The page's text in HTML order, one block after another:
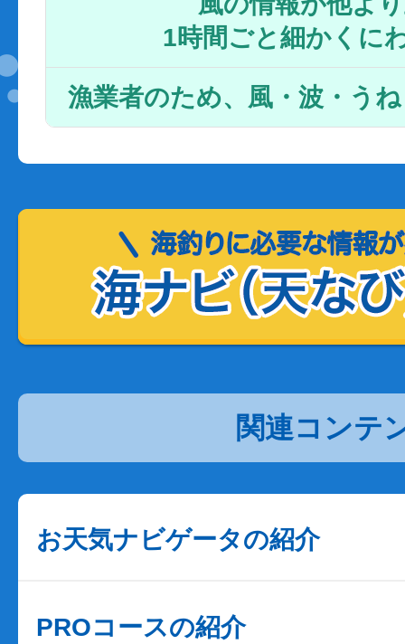
1時間ごと細かくに
漁業者のため、風・波・う
関連コンテ
お天気ナビゲータの紹介
PROコースの紹介